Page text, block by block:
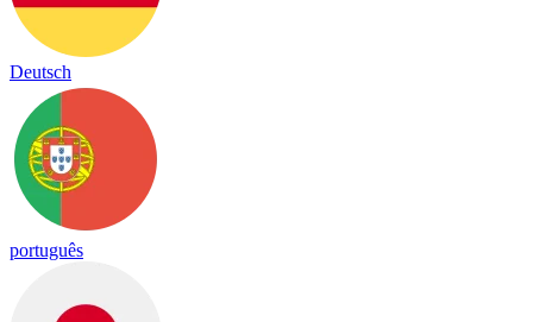
Deutsch
português